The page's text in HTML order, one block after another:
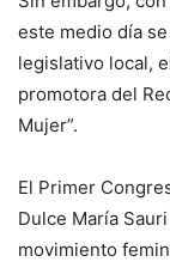
este medio día
legislativo local,
promotora del
Mujer”.
El Primer
Dulce María
movimiento